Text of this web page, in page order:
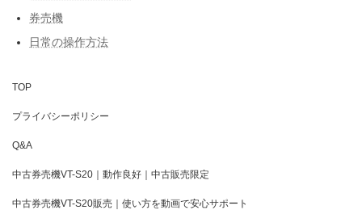
券売機
日常の操作方法
TOP
プライバシーポリシー
Q&A
中古券売機VT-S20｜動作良好｜中古販売限定
中古券売機VT-S20販売｜使い方を動画で安心サポート